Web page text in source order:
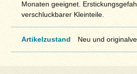
Monaten geeignet.
verschluckbarer Kleinteile.
Artikelzustand Neu und